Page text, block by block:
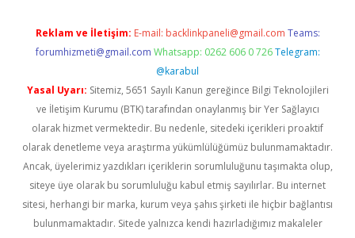
Reklam ve İletişim: E-mail: backlinkpaneli@gmail.com Teams:
forumhizmeti@gmail.com Whatsapp: 0262 606 0 726 Telegram:
@karabul
Yasal Uyarı: Sitemiz, 5651 Sayılı Kanun gereğince Bilgi Teknolojileri
ve İletişim Kurumu (BTK) tarafından onaylanmış bir Yer Sağlayıcı
olarak hizmet vermektedir. Bu nedenle, sitedeki içerikleri proaktif
olarak denetleme veya araştırma yükümlülüğümüz bulunmamaktadır.
Ancak, üyelerimiz yazdıkları içeriklerin sorumluluğunu taşımakta olup,
siteye üye olarak bu sorumluluğu kabul etmiş sayılırlar. Bu internet
sitesi, herhangi bir marka, kurum veya şahıs şirketi ile hiçbir bağlantısı
bulunmamaktadır. Sitede yalnızca kendi hazırladığımız makaleler